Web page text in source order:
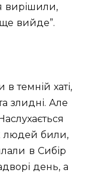
вирішили,
вийде”.
темній хаті,
злидні. Але
людей били,
в Сибір
день, а